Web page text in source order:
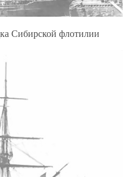
Сибирской флотилии